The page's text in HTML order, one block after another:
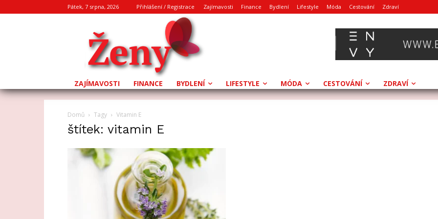
Pátek, 7 srpna, 2026 Přihlášení / Registrace Zajímavosti Finance Bydlení Lifestyle Móda Cestování Zdraví
ZAJÍMAVOSTI FINANCE BYDLENÍ LIFESTYLE MÓDA CESTOVÁNÍ ZDRAVÍ
Domů Tagy Vitamin E
štítek: vitamin E